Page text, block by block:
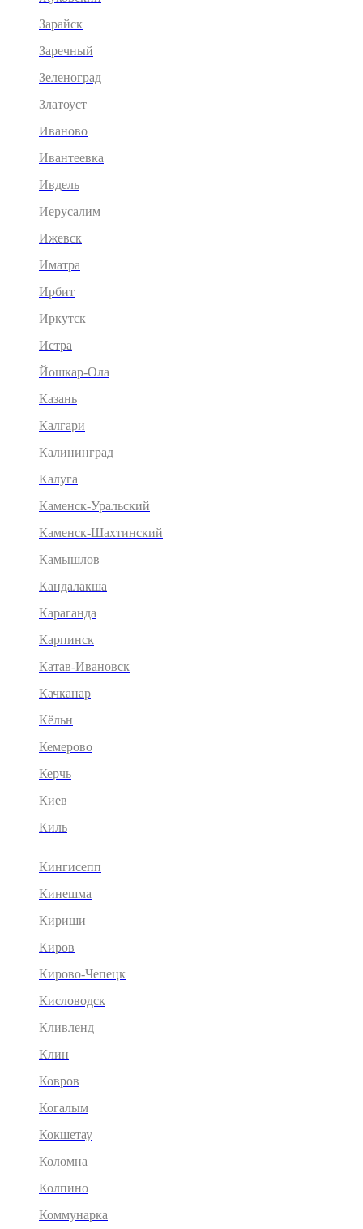
Зарайск
Заречный
Зеленоград
Златоуст
Иваново
Ивантеевка
Ивдель
Иерусалим
Ижевск
Иматра
Ирбит
Иркутск
Истра
Йошкар-Ола
Казань
Калгари
Калининград
Калуга
Каменск-Уральский
Каменск-Шахтинский
Камышлов
Кандалакша
Караганда
Карпинск
Катав-Ивановск
Качканар
Кёльн
Кемерово
Керчь
Киев
Киль
Кингисепп
Кинешма
Кириши
Киров
Кирово-Чепецк
Кисловодск
Кливленд
Клин
Ковров
Когалым
Кокшетау
Коломна
Колпино
Коммунарка